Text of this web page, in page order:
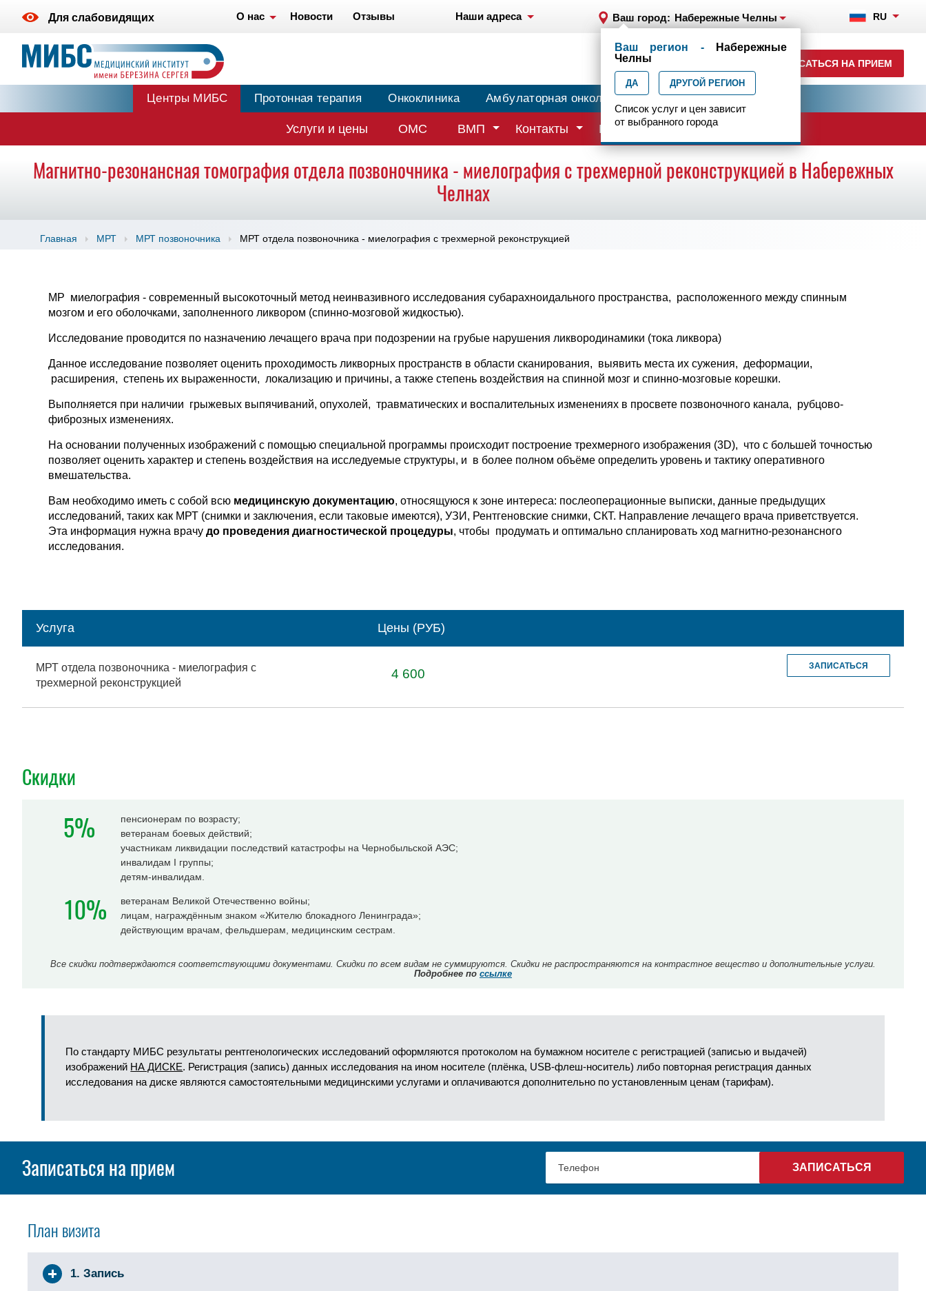
Для слабовидящих О нас Новости Отзывы Наши адреса Ваш город: Набережные Челны RU
+7(8552)231-200
ежедн. 7.00-23.00
ЗАПИСАТЬСЯ НА ПРИЕМ
Ваш регион -
Набережные
Челны
ДА ДРУГОЙ РЕГИОН
Список услуг и цен зависит
от выбранного города
Центры МИБС Протонная терапия Онкоклиника Амбулаторная онкология Центр эпилептологии
Услуги и цены ОМС ВМП Контакты Врачи
Магнитно-резонансная томография отдела позвоночника - миелография с трехмерной реконструкцией в Набережных
Челнах
Главная МРТ МРТ позвоночника МРТ отдела позвоночника - миелография с трехмерной реконструкцией
МР миелография - современный высокоточный метод неинвазивного исследования субарахноидального пространства, расположенного между спинным
мозгом и его оболочками, заполненного ликвором (спинно-мозговой жидкостью).
Исследование проводится по назначению лечащего врача при подозрении на грубые нарушения ликвородинамики (тока ликвора)
Данное исследование позволяет оценить проходимость ликворных пространств в области сканирования, выявить места их сужения, деформации,
расширения, степень их выраженности, локализацию и причины, а также степень воздействия на спинной мозг и спинно-мозговые корешки.
Выполняется при наличии грыжевых выпячиваний, опухолей, травматических и воспалительных изменениях в просвете позвоночного канала, рубцово-
фиброзных изменениях.
На основании полученных изображений с помощью специальной программы происходит построение трехмерного изображения (3D), что с большей точностью
позволяет оценить характер и степень воздействия на исследуемые структуры, и в более полном объёме определить уровень и тактику оперативного
вмешательства.
Вам необходимо иметь с собой всю медицинскую документацию, относящуюся к зоне интереса: послеоперационные выписки, данные предыдущих
исследований, таких как МРТ (снимки и заключения, если таковые имеются), УЗИ, Рентгеновские снимки, СКТ. Направление лечащего врача приветствуется.
Эта информация нужна врачудо проведения диагностической процедуры, чтобы продумать и оптимально спланировать ход магнитно-резонансного
исследования.
Услуга Цены (РУБ)
МРТ отдела позвоночника - миелография с
трехмерной реконструкцией
4 600
ЗАПИСАТЬСЯ
Скидки
5%
пенсионерам по возрасту;
ветеранам боевых действий;
участникам ликвидации последствий катастрофы на Чернобыльской АЭС;
инвалидам I группы;
детям-инвалидам.
10%
ветеранам Великой Отечественно войны;
лицам, награждённым знаком «Жителю блокадного Ленинграда»;
действующим врачам, фельдшерам, медицинским сестрам.
Все скидки подтверждаются соответствующими документами. Скидки по всем видам не суммируются. Скидки не распространяются на контрастное вещество и дополнительные услуги.
Подробнее по ссылке
По стандарту МИБС результаты рентгенологических исследований оформляются протоколом на бумажном носителе с регистрацией (записью и выдачей)
изображений НА ДИСКЕ. Регистрация (запись) данных исследования на ином носителе (плёнка, USB-флеш-носитель) либо повторная регистрация данных
исследования на диске являются самостоятельными медицинскими услугами и оплачиваются дополнительно по установленным ценам (тарифам).
Записаться на прием
План визита
1. Запись